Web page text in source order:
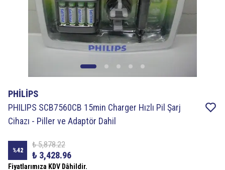
PHİLİPS
PHILIPS SCB7560CB 15min Charger Hızlı Pil Şarj
Cihazı - Piller ve Adaptör Dahil
%42
₺ 5,878.22
₺ 3,428.96
Fiyatlarımıza KDV Dâhildir.